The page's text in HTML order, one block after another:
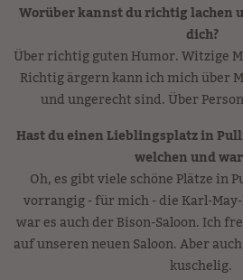
Worüber kannst du richtig lachen
dich?
Über richtig guten Humor. Witzige
Richtig ärgern kann ich mich über
und ungerecht sind. Über
Hast du einen Lieblingsplatz in
welchen und
Oh, es gibt viele schöne Plätze in
vorrangig - für mich - die Karl-
war es auch der Bison-Saloon. Ich
auf unseren neuen Saloon. Aber
kuschelig.